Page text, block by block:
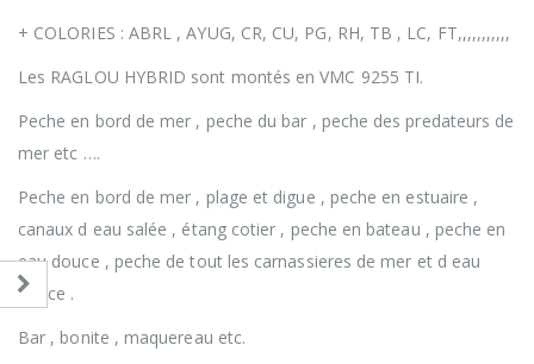
+ COLORIES : ABRL , AYUG, CR, CU, PG, RH, TB , LC, FT,,,,,,,,,,,
Les RAGLOU HYBRID sont montés en VMC 9255 TI.
Peche en bord de mer , peche du bar , peche des predateurs de
mer etc ….
Peche en bord de mer , plage et digue , peche en estuaire ,
canaux d eau salée , étang cotier , peche en bateau , peche en
eau douce , peche de tout les carnassieres de mer et d eau
douce .
Bar , bonite , maquereau etc.